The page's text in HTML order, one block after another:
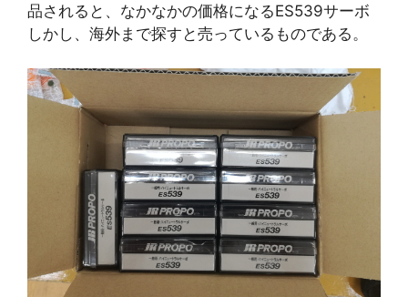
品されると、なかなかの価格になるES539サーボ
しかし、海外まで探すと売っているものである。